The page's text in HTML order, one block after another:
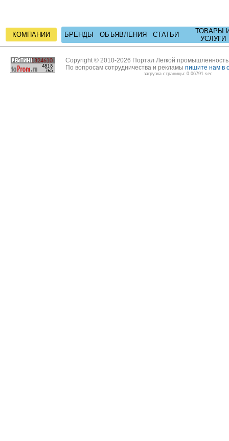
КОМПАНИИ БРЕНДЫ ОБЪЯВЛЕНИЯ СТАТЬИ
ТОВАРЫ
УСЛУГИ
Copyright © 2010-2026 Портал Легкой
По вопросам сотрудничества и рекламы пишите нам в
загрузка страницы: 0.06791 sec